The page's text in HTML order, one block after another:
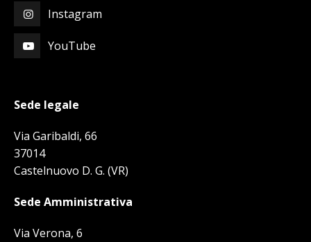
Instagram
YouTube
Sede legale
Via Garibaldi, 66
37014
Castelnuovo D. G. (VR)
Sede Amministrativa
Via Verona, 6